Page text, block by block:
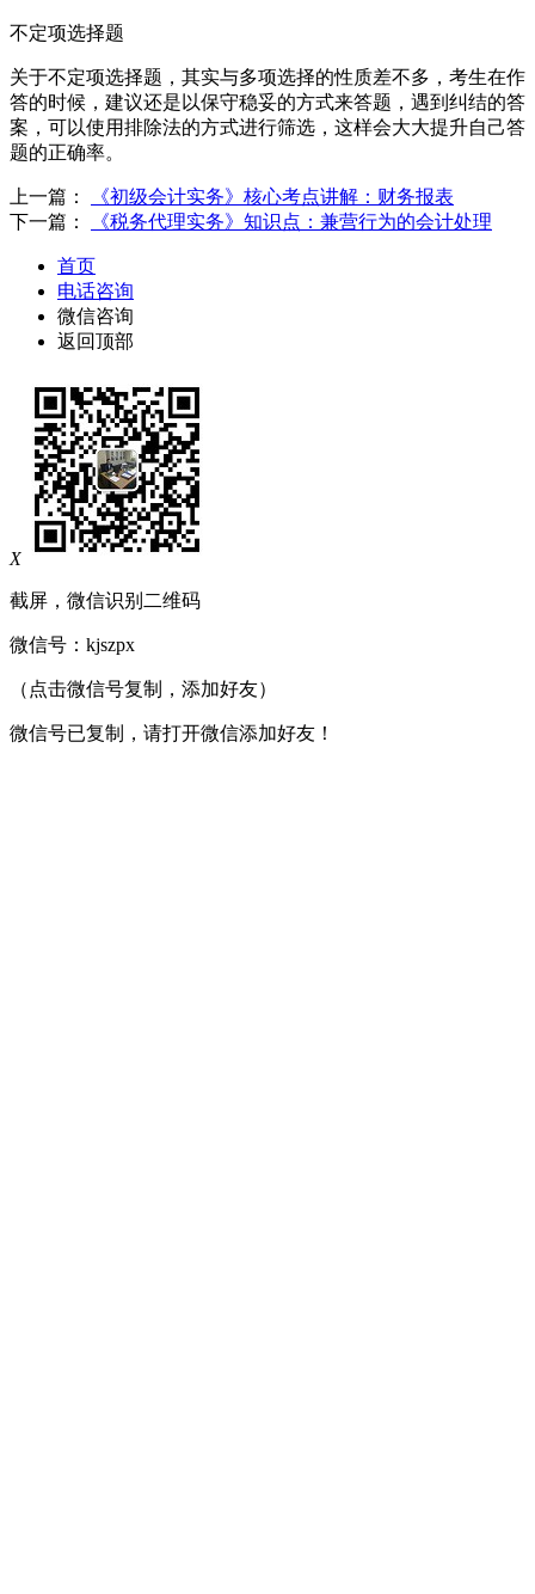
不定项选择题
关于不定项选择题，其实与多项选择的性质差不多，考生在作
答的时候，建议还是以保守稳妥的方式来答题，遇到纠结的答
案，可以使用排除法的方式进行筛选，这样会大大提升自己答
题的正确率。
上一篇：
《初级会计实务》核心考点讲解：财务报表
下一篇：
《税务代理实务》知识点：兼营行为的会计处理
首页
电话咨询
微信咨询
返回顶部
X
截屏，微信识别二维码
微信号： kjszpx
（点击微信号复制，添加好友）
微信号已复制，请打开微信添加好友！